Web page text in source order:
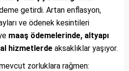
getirdi. Artan enflasyon,
ve ödenek kesintileri
maaş ödemelerinde, altyapı
hizmetlerde aksaklıklar yaşıyor.
zorluklara rağmen: